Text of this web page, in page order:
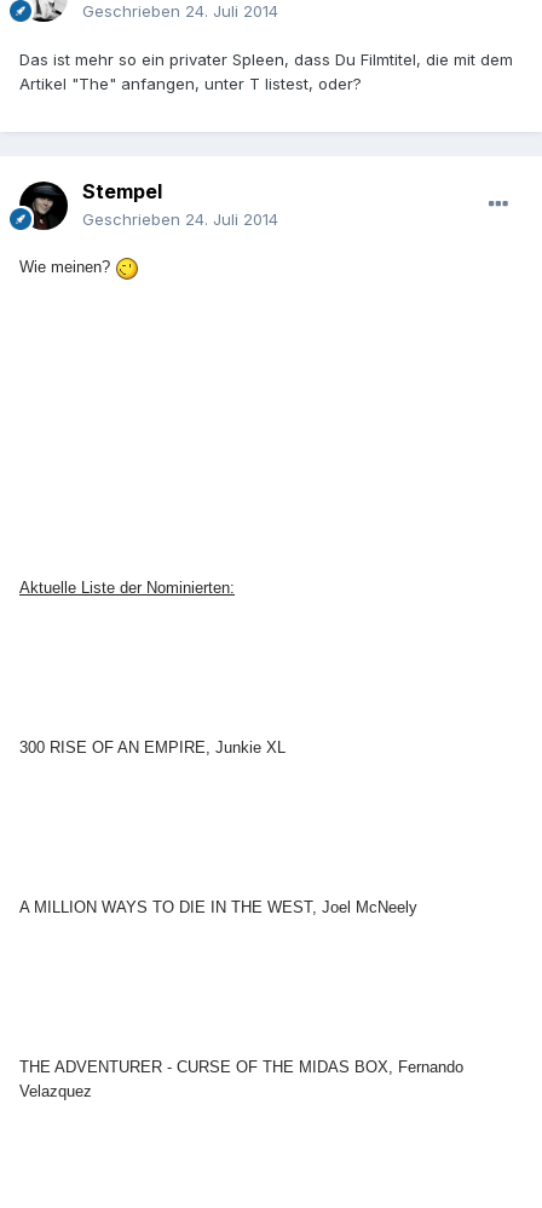
Geschrieben 24. Juli 2014
Das ist mehr so ein privater Spleen, dass Du Filmtitel, die mit dem
Artikel "The" anfangen, unter T listest, oder?
Stempel
Geschrieben 24. Juli 2014
Wie meinen?
Aktuelle Liste der Nominierten:
300 RISE OF AN EMPIRE, Junkie XL
A MILLION WAYS TO DIE IN THE WEST, Joel McNeely
THE ADVENTURER - CURSE OF THE MIDAS BOX, Fernando
Velazquez